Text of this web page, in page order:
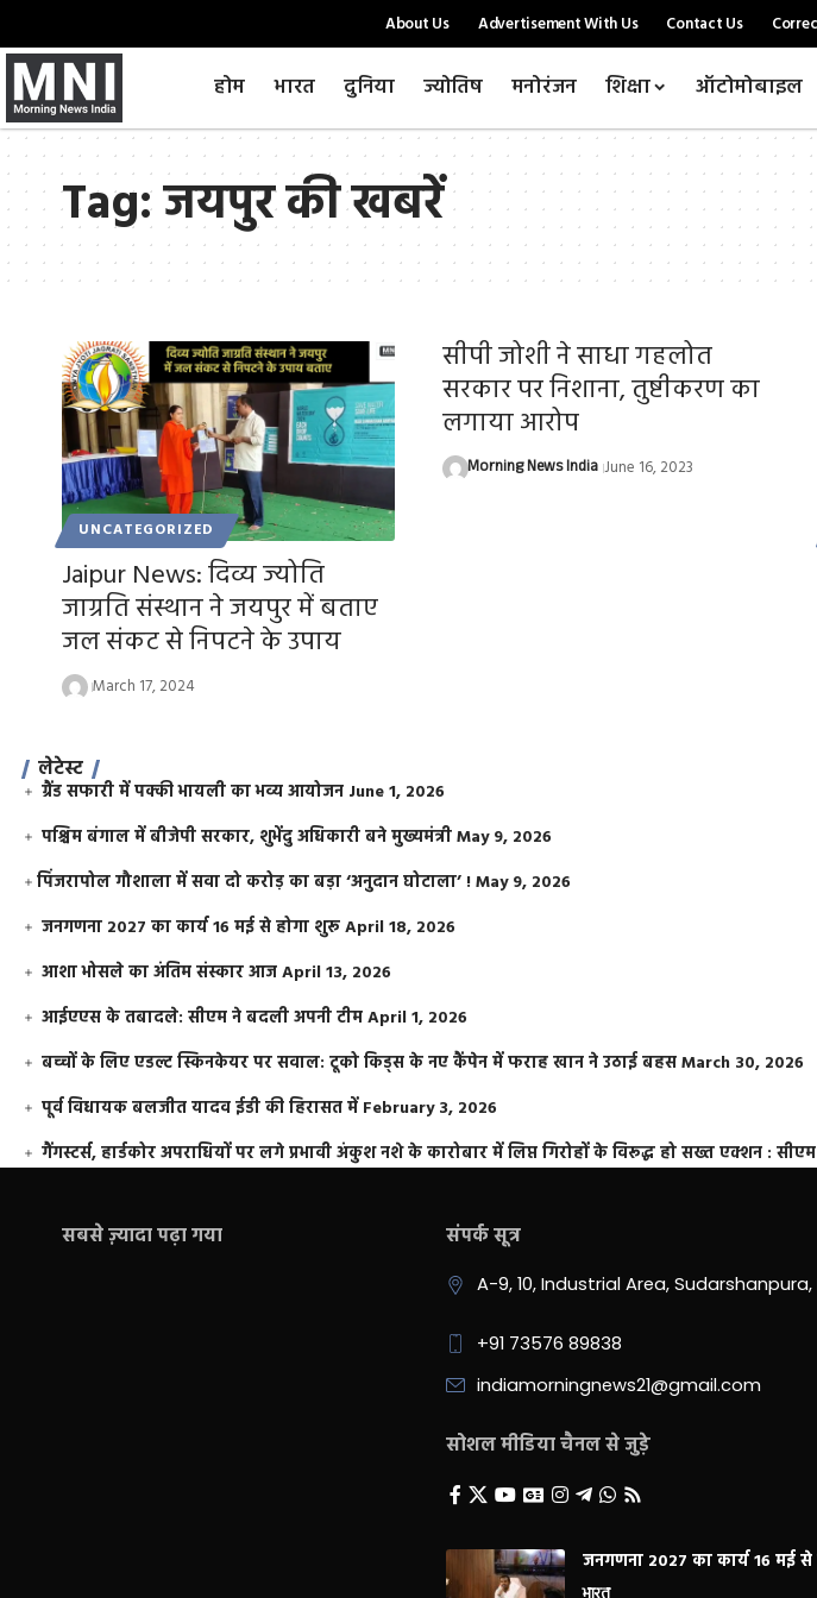
About Us Advertisement With Us Contact Us
होम भारत दुनिया ज्योतिष मनोरंजन शिक्षा ऑटोमोबाइल
Tag:जयपुर की खबरें
UNCATEGORIZED
Jaipur News: दिव्य ज्योति
जाग्रति संस्थान ने जयपुर में बताए
जल संकट से निपटने के उपाय
March 17, 2024
सीपी जोशी ने साधा गहलोत
सरकार पर निशाना, तुष्टीकरण का
लगाया आरोप
Morning News India June 16, 2023
लेटेस्ट
ग्रैंड सफारी में पक्की भायली का भव्य आयोजन June 1, 2026
पश्चिम बंगाल में बीजेपी सरकार, शुभेंदु अधिकारी बने मुख्यमंत्रीMay 9, 2026
​पिंजरापोल गौशाला में सवा दो करोड़ का बड़ा ‘अनुदान घोटाला’ !May 9, 2026
जनगणना 2027 का कार्य 16 मई से होगा शुरूApril 18, 2026
आशा भोसले का अंतिम संस्कार आजApril 13, 2026
आईएएस के तबादले: सीएम ने बदली अपनी टीमApril 1, 2026
बच्चों के लिए एडल्ट स्किनकेयर पर सवाल: टूको किड्स के नए कैंपेन में फराह खान ने उठाई बहसMarch 30, 2026
पूर्व विधायक बलजीत यादव ईडी की हिरासत में February 3, 2026
गैंगस्टर्स, हार्डकोर अपराधियों पर लगे प्रभावी अंकुश नशे के कारोबार में लिप्त गिरोहों के विरूद्ध हो सख्त एक्शन : सीएम
सबसे ज़्यादा पढ़ा गया संपर्क सूत्र
A-9, 10, Industrial Area,
+91 73576 89838
indiamorningnews21@gmail.com
सोशल मीडिया चैनल से जुड़े
जनगणना 2027 का कार्य 16 मई